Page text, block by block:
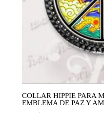
COLLAR HIPPIE PARA
EMBLEMA DE PAZ Y